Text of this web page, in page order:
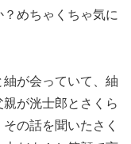
めちゃくちゃ気に
が会っていて、紬
が洸士郎とさくら
の話を聞いたさく